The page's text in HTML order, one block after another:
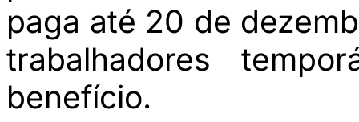
paga até 20 de
trabalhadores
benefício.